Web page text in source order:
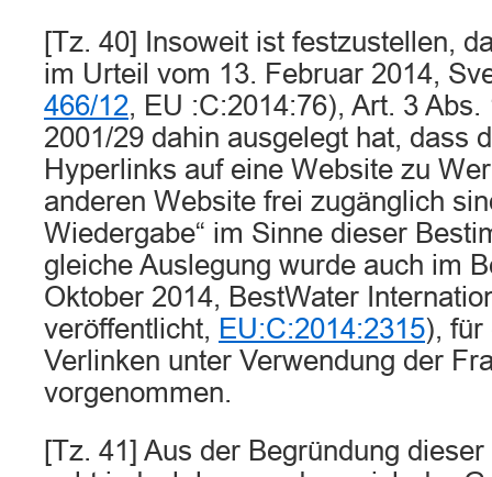
[Tz. 40] Insoweit ist festzustellen,
im Urteil vom 13. Februar 2014,
466/12, EU :C:2014:76), Art. 3
2001/29 dahin ausgelegt hat, dass
Hyperlinks auf eine Website zu
anderen Website frei zugänglich
Wiedergabe“ im Sinne dieser
gleiche Auslegung wurde auch im
Oktober 2014, BestWater
veröffentlicht, EU:C:2014:2315), für
Verlinken unter Verwendung der
vorgenommen.
[Tz. 41] Aus der Begründung